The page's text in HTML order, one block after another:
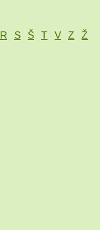
R S Š T V Z
Ž